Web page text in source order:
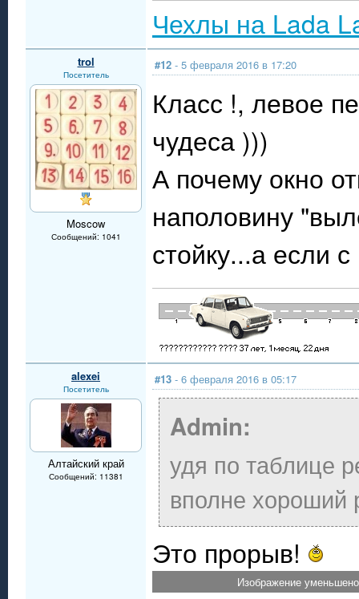
Чехлы на Lada
trol
Посетитель
Moscow
Сообщений: 1041
#12 - 5 февраля 2016 в 17:20
Класс !, левое
чудеса )))
А почему окно
наполовину
стойку...а если
alexei
Посетитель
Алтайский край
Сообщений: 11381
#13 - 6 февраля 2016 в 05:17
Admin:
удя по таблице
вполне хороший
Это прорыв!
Изображение